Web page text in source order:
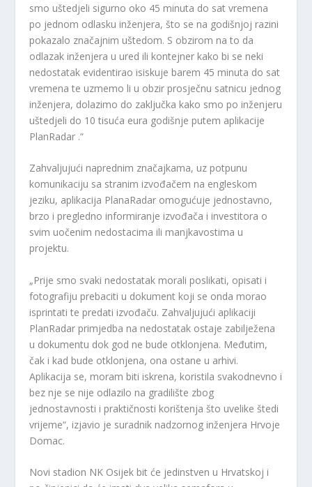
smo uštedjeli sigurno oko 45 minuta do sat vremena
po jednom odlasku inženjera, što se na godišnjoj razini
pokazalo značajnim uštedom. S obzirom na to da
odlazak inženjera u ured ili kontejner kako bi se neki
nedostatak evidentirao isiskuje barem 45 minuta do sat
vremena te uzmemo li u obzir prosječnu satnicu jednog
inženjera, dolazimo do zaključka kako smo po inženjeru
uštedjeli do 10 tisuća eura godišnje putem aplikacije
PlanRadar .“
Zahvaljujući naprednim značajkama, uz potpunu
komunikaciju sa stranim izvođačem na engleskom
jeziku, aplikacija PlanaRadar omogućuje jednostavno,
brzo i pregledno informiranje izvođača i investitora o
svim uočenim nedostacima ili manjkavostima u
projektu.
„Prije smo svaki nedostatak morali poslikati, opisati i
fotografiju prebaciti u dokument koji se onda morao
isprintati te predati izvođaču. Zahvaljujući aplikaciji
PlanRadar primjedba na nedostatak ostaje zabilježena
u dokumentu dok god ne bude otklonjena. Međutim,
čak i kad bude otklonjena, ona ostane u arhivi.
Aplikacija se, moram biti iskrena, koristila svakodnevno i
bez nje se nije odlazilo na gradilište zbog
jednostavnosti i praktičnosti korištenja što uvelike štedi
vrijeme“, izjavio je suradnik nadzornog inženjera Hrvoje
Domac.
Novi stadion NK Osijek bit će jedinstven u Hrvatskoj i